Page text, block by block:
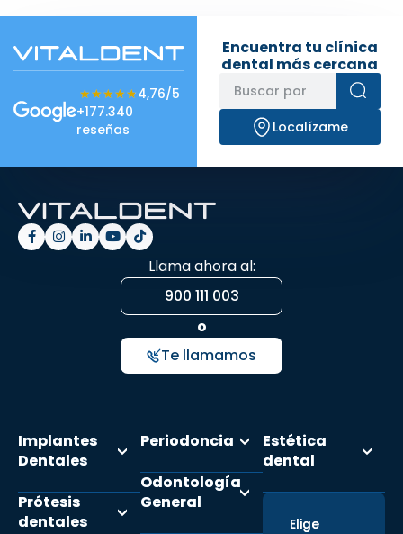
★★★★★
★★★★★4,76/5
+177.340
reseñas
Encuentra tu clínica
dental más cercana
Localízame
Llama ahora al:
900 111 003
o
Te llamamos
Implantes
Dentales
Prótesis
dentales
Periodoncia
Odontología
General
Estética
dental
Elige